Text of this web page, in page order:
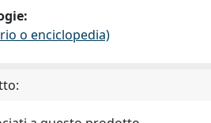
o enciclopedia)